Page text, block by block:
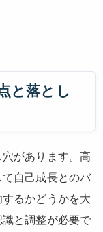
と落とし
があります。高
自己成長とのバ
るかどうかを大
と調整が必要で